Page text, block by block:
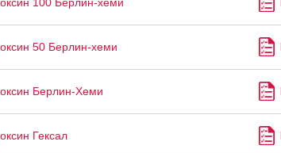
100 Берлин-хеми
50 Берлин-хеми
Берлин-Хеми
Гексал